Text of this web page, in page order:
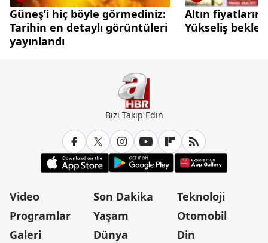
Güneş’i hiç böyle görmediniz:
Tarihin en detaylı görüntüleri
yayınlandı
Altın
Yükseliş
Bizi Takip Edin
Video
Programlar
Galeri
Son Dakika
Yaşam
Dünya
Teknoloji
Otomobil
Din